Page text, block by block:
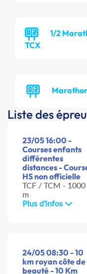
1/2
TCX
Liste des
23/05 16:00 -
Courses enfants
différentes
distances -
HS non officielle
TCF / TCM - 1000
m
Plus d'infos
24/05 08:30 - 10
km royan côte de
beauté - 10 Km